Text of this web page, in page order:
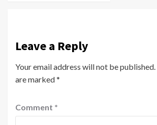
Leave a Reply
Your email address will not be published.
are marked*
Comment *